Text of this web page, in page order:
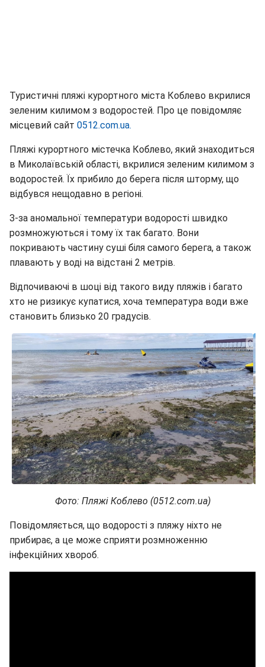
Туристичні пляжі курортного міста Коблево вкрилися
зеленим килимом з водоростей. Про це повідомляє
місцевий сайт 0512.com.ua.
Пляжі курортного містечка Коблево, який знаходиться
в Миколаївській області, вкрилися зеленим килимом з
водоростей. Їх прибило до берега після шторму, що
відбувся нещодавно в регіоні.
З-за аномальної температури водорості швидко
розмножуються і тому їх так багато. Вони
покривають частину суші біля самого берега, а також
плавають у воді на відстані 2 метрів.
Відпочиваючі в шоці від такого виду пляжів і багато
хто не ризикує купатися, хоча температура води вже
становить близько 20 градусів.
Фото: Пляжі Коблево (0512.com.ua)
Повідомляється, що водорості з пляжу ніхто не
прибирає, а це може сприяти розмноженню
інфекційних хвороб.